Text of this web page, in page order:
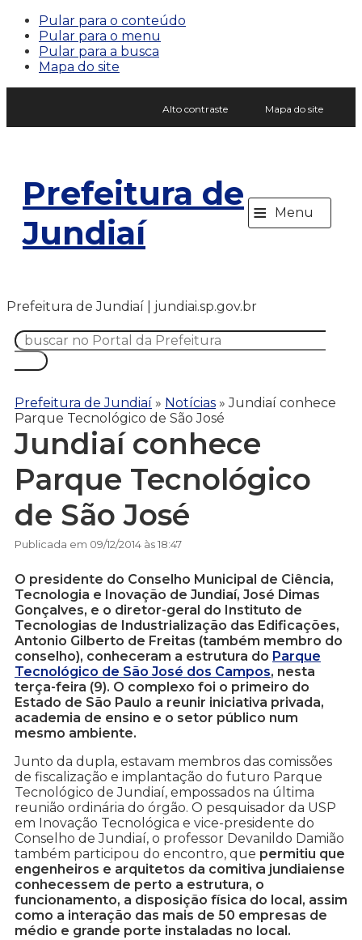
Pular para o conteúdo
Pular para o menu
Pular para a busca
Mapa do site
Alto contraste Mapa do site
Prefeitura de
Jundiaí
≡ Menu
Prefeitura de Jundiaí | jundiai.sp.gov.br
Prefeitura de Jundiaí » Notícias »Jundiaí conhece
Parque Tecnológico de São José
Jundiaí conhece
Parque Tecnológico
de São José
Publicada em 09/12/2014 às 18:47
O presidente do Conselho Municipal de Ciência,
Tecnologia e Inovação de Jundiaí, José Dimas
Gonçalves, e o diretor-geral do Instituto de
Tecnologias de Industrialização das Edificações,
Antonio Gilberto de Freitas (também membro do
conselho), conheceram a estrutura do Parque
Tecnológico de São José dos Campos, nesta
terça-feira (9). O complexo foi o primeiro do
Estado de São Paulo a reunir iniciativa privada,
academia de ensino e o setor público num
mesmo ambiente.
Junto da dupla, estavam membros das comissões
de fiscalização e implantação do futuro Parque
Tecnológico de Jundiaí, empossados na última
reunião ordinária do órgão. O pesquisador da USP
em Inovação Tecnológica e vice-presidente do
Conselho de Jundiaí, o professor Devanildo Damião
também participou do encontro, que permitiu que
engenheiros e arquitetos da comitiva jundiaiense
conhecessem de perto a estrutura, o
funcionamento, a disposição física do local, assim
como a interação das mais de 50 empresas de
médio e grande porte instaladas no local.